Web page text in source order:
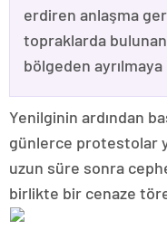
erdiren anlaşma
topraklarda
bölgeden
Yenilginin ardından
günlerce protestolar
uzun süre sonra
birlikte bir cenaze